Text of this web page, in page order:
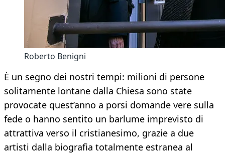
Roberto Benigni
È un segno dei nostri tempi: milioni di persone
solitamente lontane dalla Chiesa sono state
provocate quest’anno a porsi domande vere sulla
fede o hanno sentito un barlume imprevisto di
attrattiva verso il cristianesimo, grazie a due
artisti dalla biografia totalmente estranea al